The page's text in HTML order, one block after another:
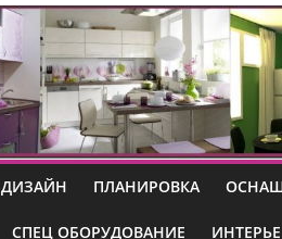
ДИЗАЙН ПЛАНИРОВКА
СПЕЦ ОБОРУДОВАНИЕ